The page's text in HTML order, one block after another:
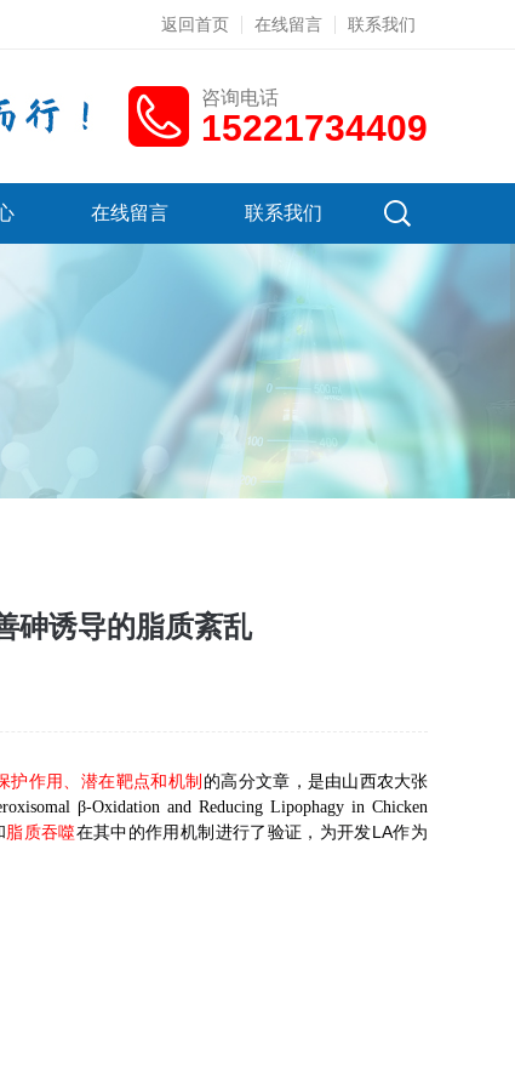
返回首页 在线留言 联系我们
咨询电话
15221734409
在线留言 联系我们
砷诱导的脂质紊乱
护作用、潜在靶点和机制 的高分文章，是由山西农大张
β-Oxidation and Reducing Lipophagy in Chicken
脂质吞噬在其中的作用机制进行了验证，为开发LA作为